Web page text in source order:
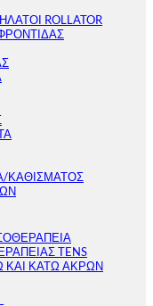
ROLLATOR
ΚΑΘΙΣΜΑΤΟΣ
TENS
ΚΑΙ ΚΑΤΩ ΑΚΡΩΝ